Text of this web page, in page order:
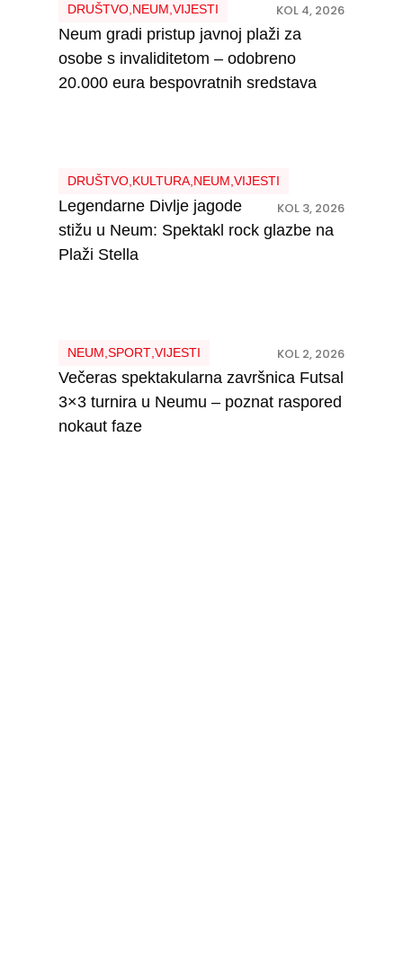
DRUŠTVO, NEUM VIJESTI KOL 4, 2026
Neum gradi pristup javnoj plaži za
osobe s invaliditetom – odobreno
20.000 eura bespovratnih sredstava
DRUŠTVO, KULTURA, NEUM VIJESTI
KOL 3, 2026
Legendarne Divlje jagode
stižu u Neum: Spektakl rock glazbe na
Plaži Stella
NEUM SPORT, VIJESTI KOL 2, 2026
Večeras spektakularna završnica Futsal
3×3 turnira u Neumu – poznat raspored
nokaut faze